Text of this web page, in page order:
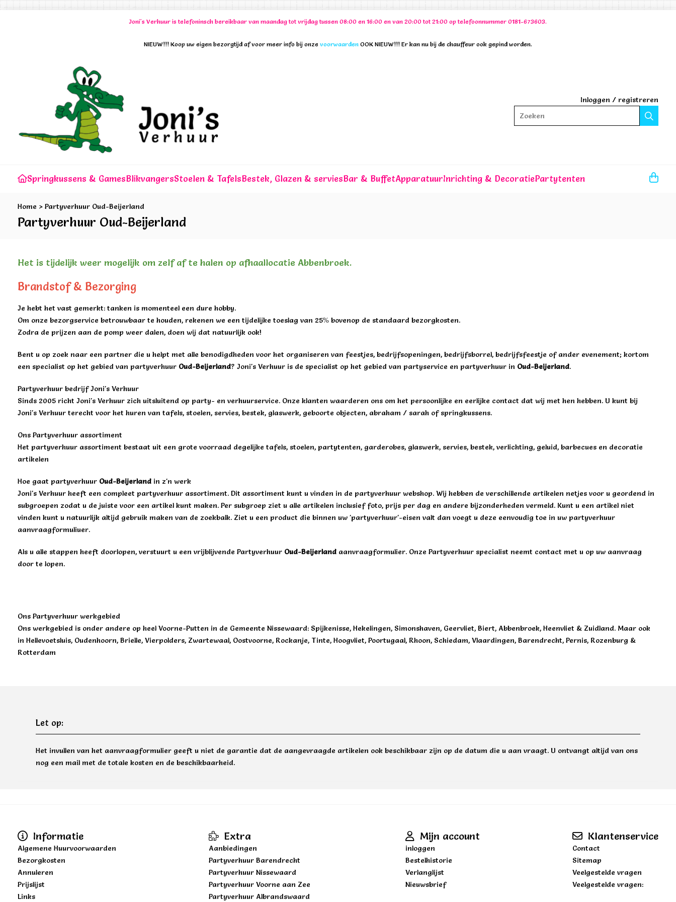
Joni's Verhuur is telefoninsch bereikbaar van maandag tot vrijdag tussen 08:00 en 16:00 en van 20:00 tot 21:00 op telefoonnummer 0181-673603.
NIEUW!!! Koop uw eigen bezorgtijd af voor meer info bij onze voorwaarden OOK NIEUW!!! Er kan nu bij de chauffeur ook gepind worden.
Inloggen / registreren
Zoeken
Springkussens & GamesBlikvangersStoelen & TafelsBestek, Glazen & serviesBar & BuffetApparatuurInrichting & DecoratiePartytenten
Home > Partyverhuur Oud-Beijerland
Partyverhuur Oud-Beijerland
Het is tijdelijk weer mogelijk om zelf af te halen op afhaallocatie Abbenbroek.
Brandstof & Bezorging
Je hebt het vast gemerkt: tanken is momenteel een dure hobby.
Om onze bezorgservice betrouwbaar te houden, rekenen we een tijdelijke toeslag van 25% bovenop de standaard bezorgkosten.
Zodra de prijzen aan de pomp weer dalen, doen wij dat natuurlijk ook!
Bent u op zoek naar een partner die u helpt met alle benodigdheden voor het organiseren van feestjes, bedrijfsopeningen, bedrijfsborrel, bedrijfsfeestje of ander evenement; kortom
een specialist op het gebied van partyverhuur Oud-Beijerland? Joni's Verhuur is de specialist op het gebied van partyservice en partyverhuur in Oud-Beijerland.
Partyverhuur bedrijf Joni's Verhuur
Sinds 2005 richt Joni's Verhuur zich uitsluitend op party- en verhuurservice. Onze klanten waarderen ons om het persoonlijke en eerlijke contact dat wij met hen hebben. U kunt bij
Joni's Verhuur terecht voor het huren van tafels, stoelen, servies, bestek, glaswerk, geboorte objecten, abraham / sarah of springkussens.
Ons Partyverhuur assortiment
Het partyverhuur assortiment bestaat uit een grote voorraad degelijke tafels, stoelen, partytenten, garderobes, glaswerk, servies, bestek, verlichting, geluid, barbecues en decoratie
artikelen
Hoe gaat partyverhuur Oud-Beijerland in z'n werk
Joni's Verhuur heeft een compleet partyverhuur assortiment. Dit assortiment kunt u vinden in de partyverhuur webshop. Wij hebben de verschillende artikelen netjes voor u geordend in
subgroepen zodat u de juiste voor een artikel kunt maken. Per subgroep ziet u alle artikelen inclusief foto, prijs per dag en andere bijzonderheden vermeld. Kunt u een artikel niet
vinden kunt u natuurlijk altijd gebruik maken van de zoekbalk. Ziet u een product die binnen uw 'partyverhuur'-eisen valt dan voegt u deze eenvoudig toe in uw partyverhuur
aanvraagformuliuer.
Als u alle stappen heeft doorlopen, verstuurt u een vrijblijvende Partyverhuur Oud-Beijerland aanvraagformulier. Onze Partyverhuur specialist neemt contact met u op uw aanvraag
door te lopen.
Ons Partyverhuur werkgebied
Ons werkgebied is onder andere op heel Voorne-Putten in de Gemeente Nissewaard: Spijkenisse, Hekelingen, Simonshaven, Geervliet, Biert, Abbenbroek, Heenvliet & Zuidland. Maar ook
in Hellevoetsluis, Oudenhoorn, Brielle, Vierpolders, Zwartewaal, Oostvoorne, Rockanje, Tinte, Hoogvliet, Poortugaal, Rhoon, Schiedam, Vlaardingen, Barendrecht, Pernis, Rozenburg &
Rotterdam
Let op:
Het invullen van het aanvraagformulier geeft u niet de garantie dat de aangevraagde artikelen ook beschikbaar zijn op de datum die u aan vraagt. U ontvangt altijd van ons
nog een mail met de totale kosten en de beschikbaarheid.
Informatie
Algemene Huurvoorwaarden
Bezorgkosten
Annuleren
Prijslijst
Links
Extra
Aanbiedingen
Partyverhuur Barendrecht
Partyverhuur Nissewaard
Partyverhuur Voorne aan Zee
Partyverhuur Albrandswaard
Mijn account
inloggen
Bestelhistorie
Verlanglijst
Nieuwsbrief
Klantenservice
Contact
Sitemap
Veelgestelde vragen
Veelgestelde vragen: